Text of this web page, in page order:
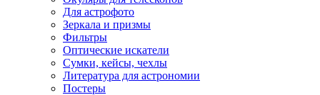
Для астрофото
Зеркала и призмы
Фильтры
Оптические искатели
Сумки, кейсы, чехлы
Литература для астрономии
Постеры